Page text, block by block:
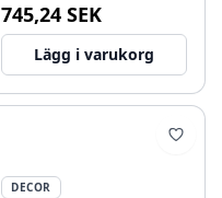
745,24 SEK
Lägg i varukorg
DECOR